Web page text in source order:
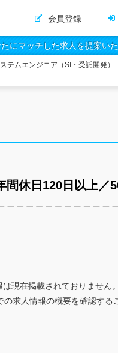
会員登録
にマッチした求人を提案いた
テムエンジニア（SI・受託開発）
間休日120日以上
現在掲載されておりません。
求人情報の概要を確認する